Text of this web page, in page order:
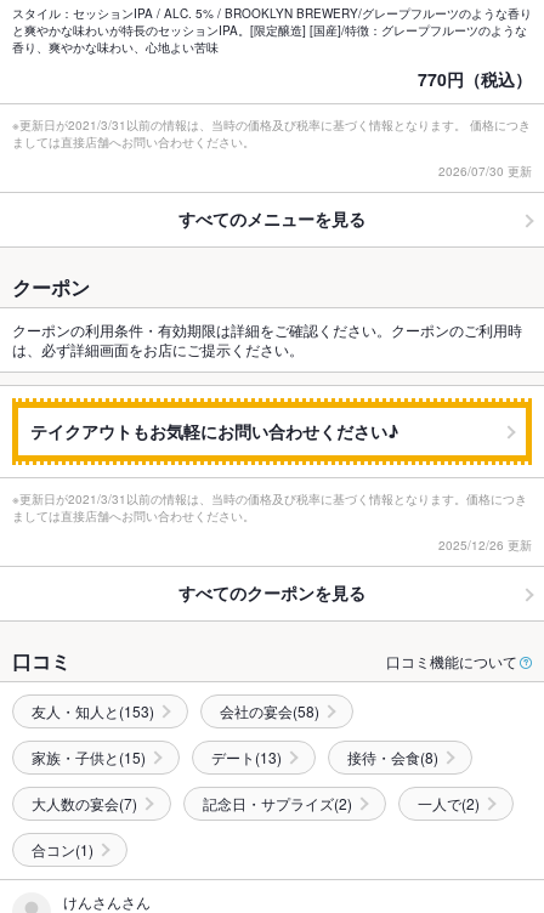
スタイル：セッションIPA / ALC. 5% / BROOKLYN BREWERY/グレープフルーツのような香り
と爽やかな味わいが特長のセッションIPA。[限定醸造] [国産]/特徴：グレープフルーツのような
香り、爽やかな味わい、心地よい苦味
770円（税込）
※更新日が2021/3/31以前の情報は、当時の価格及び税率に基づく情報となります。 価格につき
ましては直接店舗へお問い合わせください。
2026/07/30 更新
すべてのメニューを見る
クーポン
クーポンの利用条件・有効期限は詳細をご確認ください。クーポンのご利用時
は、必ず詳細画面をお店にご提示ください。
テイクアウトもお気軽にお問い合わせください♪
※更新日が2021/3/31以前の情報は、当時の価格及び税率に基づく情報となります。価格につき
ましては直接店舗へお問い合わせください。
2025/12/26 更新
すべてのクーポンを見る
口コミ 口コミ機能について
友人・知人と(153) 会社の宴会(58)
家族・子供と(15) デート(13) 接待・会食(8)
大人数の宴会(7) 記念日・サプライズ(2) 一人で(2)
合コン(1)
けんさんさん